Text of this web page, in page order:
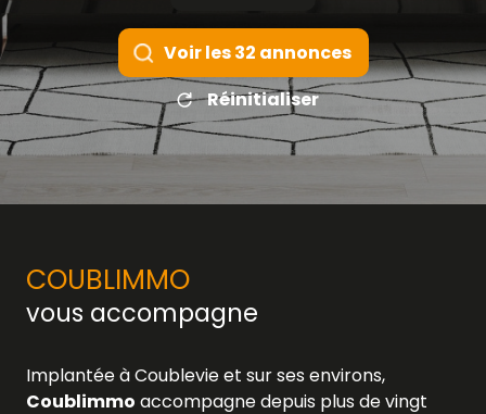
Voir les32 annonces
Réinitialiser
COUBLIMMO
vous accompagne
Implantée à Coublevie et sur ses environs,
Coublimmo accompagne depuis plus de vingt